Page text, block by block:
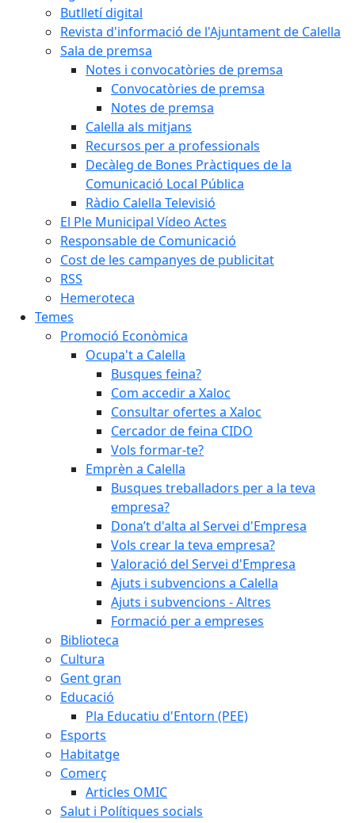
Butlletí digital
Revista d'informació de l'Ajuntament de Calella
Sala de premsa
Notes i convocatòries de premsa
Convocatòries de premsa
Notes de premsa
Calella als mitjans
Recursos per a professionals
Decàleg de Bones Pràctiques de la
Comunicació Local Pública
Ràdio Calella Televisió
El Ple Municipal Vídeo Actes
Responsable de Comunicació
Cost de les campanyes de publicitat
RSS
Hemeroteca
Temes
Promoció Econòmica
Ocupa't a Calella
Busques feina?
Com accedir a Xaloc
Consultar ofertes a Xaloc
Cercador de feina CIDO
Vols formar-te?
Emprèn a Calella
Busques treballadors per a la teva
empresa?
Dona’t d'alta al Servei d'Empresa
Vols crear la teva empresa?
Valoració del Servei d'Empresa
Ajuts i subvencions a Calella
Ajuts i subvencions - Altres
Formació per a empreses
Biblioteca
Cultura
Gent gran
Educació
Pla Educatiu d'Entorn (PEE)
Esports
Habitatge
Comerç
Articles OMIC
Salut i Polítiques socials